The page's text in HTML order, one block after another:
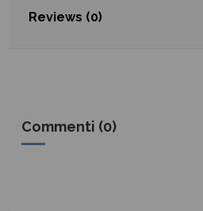
Reviews (0)
Commenti (0)